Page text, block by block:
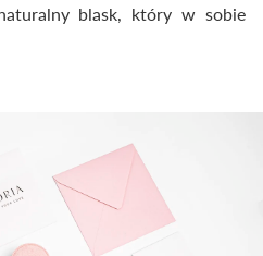
blask, który w sobie